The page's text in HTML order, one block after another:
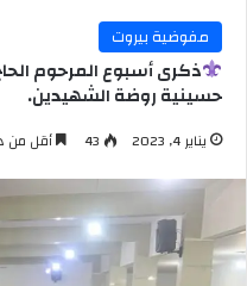
مفوضية بيروت
ذكرى أسبوع المرحوم
حسينية روضة الشهيدين.
يناير 4, 2023 43 أقل من